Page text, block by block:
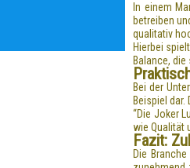
In einem
betreiben
qualitativ
Hierbei
Balance,
Bei der
Beispiel
“Die Joker
wie Qualität
Fazit:
Die